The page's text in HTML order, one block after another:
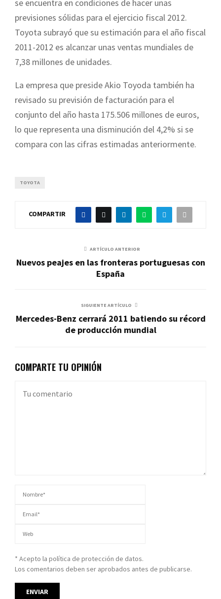
se encuentra en condiciones de hacer unas
previsiones sólidas para el ejercicio fiscal 2012.
Toyota subrayó que su estimación para el año fiscal
2011-2012 es alcanzar unas ventas mundiales de
7,38 millones de unidades.
La empresa que preside Akio Toyoda también ha
revisado su previsión de facturación para el
conjunto del año hasta 175.506 millones de euros,
lo que representa una disminución del 4,2% si se
compara con las cifras estimadas anteriormente.
TOYOTA
COMPARTIR
ARTÍCULO ANTERIOR
Nuevos peajes en las fronteras portuguesas con
España
SIGUIENTE ARTÍCULO
Mercedes-Benz cerrará 2011 batiendo su récord
de producción mundial
COMPARTE TU OPINIÓN
* Acepto la política de protección de datos.
Los comentarios deben ser aprobados antes de publicarse.